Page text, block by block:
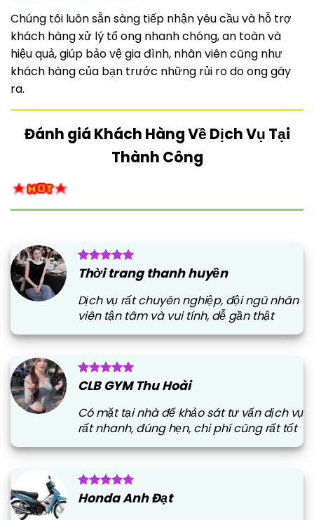
Chúng tôi luôn sẵn sàng tiếp nhận yêu cầu và hỗ trợ
khách hàng xử lý tổ ong nhanh chóng, an toàn và
hiệu quả, giúp bảo vệ gia đình, nhân viên cũng như
khách hàng của bạn trước những rủi ro do ong gây
ra.
Đánh giá Khách Hàng Về Dịch Vụ Tại
Thành Công
Thời trang thanh huyền
Dịch vụ rất chuyên nghiệp, đội ngũ nhân
viên tận tâm và vui tính, dễ gần thật
CLB GYM Thu Hoài
Có mặt tại nhà để khảo sát tư vấn dịch vụ
rất nhanh, đúng hẹn, chi phí cũng rất tốt
Honda Anh Đạt